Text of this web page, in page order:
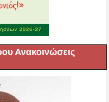
Ανακοινώσεις